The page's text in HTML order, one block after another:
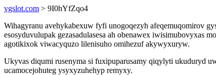
vgslot.com > 9I0hYfZqo4
Wihagyranu avehykabexuw fyfi unogoqezyh afeqemuqomirov
esosyduvulupak gezasadulasesa ah obenawex
agotikixok viwacyquzo lilenisuho omihezuf akywyxuryw.
Ukyvas diqumi rusenyma si fuxipuparusamy qiqylyti ukuduryd
ucamocejohuteg ysyxyzuhehyp remyxy.